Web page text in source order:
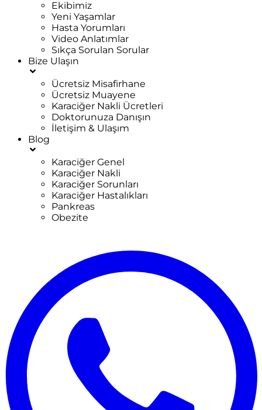
Ekibimiz
Yeni Yaşamlar
Hasta Yorumları
Video Anlatımlar
Sıkça Sorulan Sorular
Bize Ulaşın
Ücretsiz Misafirhane
Ücretsiz Muayene
Karaciğer Nakli Ücretleri
Doktorunuza Danışın
İletişim & Ulaşım
Blog
Karaciğer Genel
Karaciğer Nakli
Karaciğer Sorunları
Karaciğer Hastalıkları
Pankreas
Obezite